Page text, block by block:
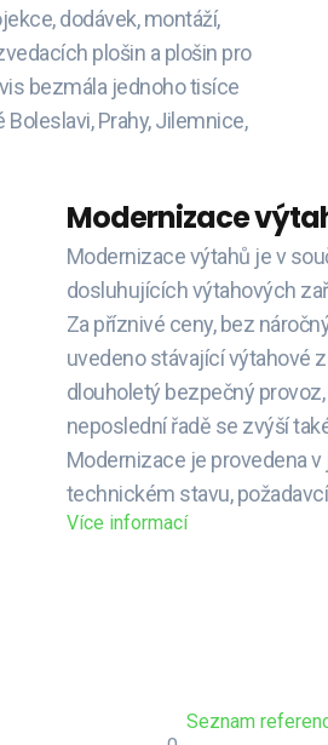
dodávek, montáží,
plošin a plošin pro
bezmála jednoho tisíce
Prahy, Jilemnice,
Modernizace
Modernizace výtahů je v
dosluhujících výtahových
Za příznivé ceny, bez
uvedeno stávající výtahové
dlouholetý bezpečný
neposlední řadě se zvýší
Modernizace je provedena
technickém stavu,
Více informací
Seznam